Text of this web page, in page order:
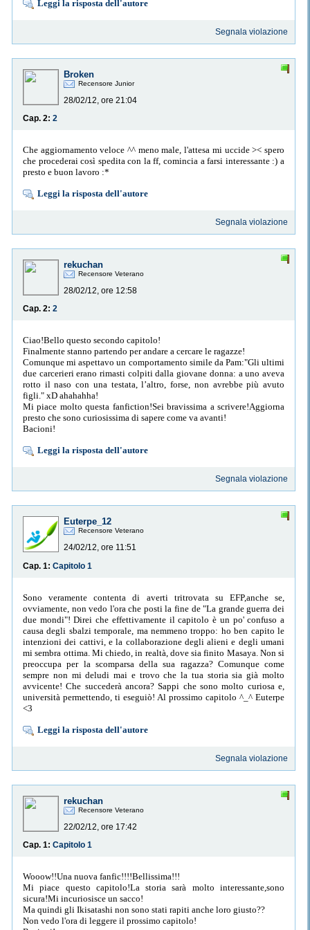
Leggi la risposta dell'autore
Segnala violazione
Broken
Recensore Junior
28/02/12, ore 21:04
Cap. 2: 2
Che aggiornamento veloce ^^ meno male, l'attesa mi uccide >< spero
che procederai così spedita con la ff, comincia a farsi interessante :) a
presto e buon lavoro :*
Leggi la risposta dell'autore
Segnala violazione
rekuchan
Recensore Veterano
28/02/12, ore 12:58
Cap. 2: 2
Ciao!Bello questo secondo capitolo!
Finalmente stanno partendo per andare a cercare le ragazze!
Comunque mi aspettavo un comportamento simile da Pam:"Gli ultimi
due carcerieri erano rimasti colpiti dalla giovane donna: a uno aveva
rotto il naso con una testata, l’altro, forse, non avrebbe più avuto
figli." xD ahahahha!
Mi piace molto questa fanfiction!Sei bravissima a scrivere!Aggiorna
presto che sono curiosissima di sapere come va avanti!
Bacioni!
Leggi la risposta dell'autore
Segnala violazione
Euterpe_12
Recensore Veterano
24/02/12, ore 11:51
Cap. 1: Capitolo 1
Sono veramente contenta di averti tritrovata su EFP,anche se,
ovviamente, non vedo l'ora che posti la fine de "La grande guerra dei
due mondi"! Direi che effettivamente il capitolo è un po' confuso a
causa degli sbalzi temporale, ma nemmeno troppo: ho ben capito le
intenzioni dei cattivi, e la collaborazione degli alieni e degli umani
mi sembra ottima. Mi chiedo, in realtà, dove sia finito Masaya. Non si
preoccupa per la scomparsa della sua ragazza? Comunque come
sempre non mi deludi mai e trovo che la tua storia sia già molto
avvicente! Che succederà ancora? Sappi che sono molto curiosa e,
università permettendo, ti eseguiò! Al prossimo capitolo ^_^ Euterpe
<3
Leggi la risposta dell'autore
Segnala violazione
rekuchan
Recensore Veterano
22/02/12, ore 17:42
Cap. 1: Capitolo 1
Wooow!!Una nuova fanfic!!!!Bellissima!!!
Mi piace questo capitolo!La storia sarà molto interessante,sono
sicura!Mi incuriosisce un sacco!
Ma quindi gli Ikisatashi non sono stati rapiti anche loro giusto??
Non vedo l'ora di leggere il prossimo capitolo!